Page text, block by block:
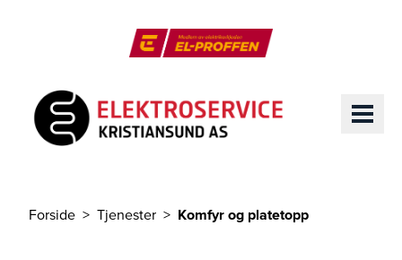
Forside Tjenester Komfyr og platetopp